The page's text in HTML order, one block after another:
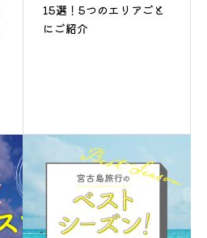
15選！5つのエリアごと
にご紹介